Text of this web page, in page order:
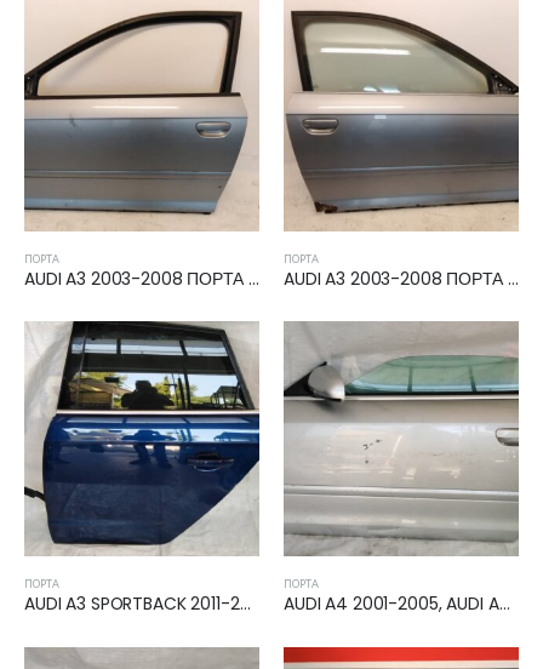
ΠΌΡΤΑ
AUDI A3 2003-2008 ΠΟΡΤΑ ΑΡΙΣΤΕΡΗ 3ΠΟΡΤΟ
ΠΌΡΤΑ
AUDI A3 2003-2008 ΠΟΡΤΑ ΔΕΞΙΑ 3ΠΟΡΤΟ
ΠΌΡΤΑ
AUDI A3 SPORTBACK 2011-2016 ΠΟΡΤΑ ΠΙΣΩ ΑΡΙΣΤΕΡΗ
ΠΌΡΤΑ
AUDI A4 2001-2005, AUDI A4 2005-2008 ΠΟΡΤΑ ΑΡΙΣΤΕΡΗ CABRIO